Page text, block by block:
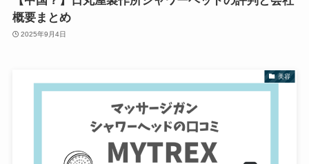
概要まとめ
2025年9月4日
美容